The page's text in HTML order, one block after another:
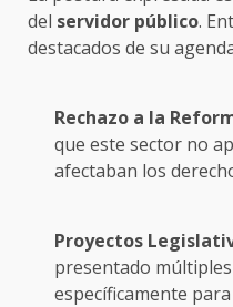
del servidor público.
destacados de su
Rechazo a la
que este sector no
afectaban los
Proyectos
presentado
específicamente